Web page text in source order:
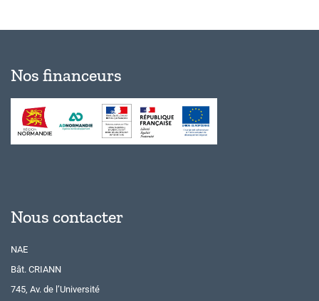
Nos financeurs
Nous contacter
NAE
Bât. CRIANN
745, Av. de l’Université